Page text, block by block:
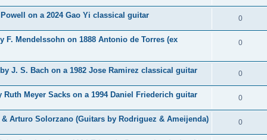
s
s
n
s
o
n
s
e
s
é
o
s
e
s
on a 2024 Gao Yi classical guitar 0R
é
o
s
e
s
Mendelssohn on 1888 Antonio de Torres (ex
0R
p
o
s
e
J. S. Bach on a 1982 Jose Ramirez classical guitar 0R
é
o
n
Meyer Sacks on a 1994 Daniel Friederich guitar 0R
é
Arturo Solorzano (Guitars by Rodriguez & Ameijenda) 0R
é